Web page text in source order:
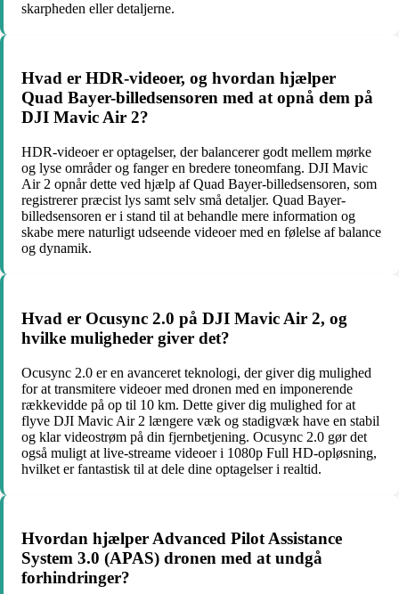
skarpheden eller detaljerne.
Hvad er HDR-videoer, og hvordan hjælper
Quad Bayer-billedsensoren med at opnå dem på
DJI Mavic Air 2?
HDR-videoer er optagelser, der balancerer godt mellem mørke
og lyse områder og fanger en bredere toneomfang. DJI Mavic
Air 2 opnår dette ved hjælp af Quad Bayer-billedsensoren, som
registrerer præcist lys samt selv små detaljer. Quad Bayer-
billedsensoren er i stand til at behandle mere information og
skabe mere naturligt udseende videoer med en følelse af balance
og dynamik.
Hvad er Ocusync 2.0 på DJI Mavic Air 2, og
hvilke muligheder giver det?
Ocusync 2.0 er en avanceret teknologi, der giver dig mulighed
for at transmitere videoer med dronen med en imponerende
rækkevidde på op til 10 km. Dette giver dig mulighed for at
flyve DJI Mavic Air 2 længere væk og stadigvæk have en stabil
og klar videostrøm på din fjernbetjening. Ocusync 2.0 gør det
også muligt at live-streame videoer i 1080p Full HD-opløsning,
hvilket er fantastisk til at dele dine optagelser i realtid.
Hvordan hjælper Advanced Pilot Assistance
System 3.0 (APAS) dronen med at undgå
forhindringer?